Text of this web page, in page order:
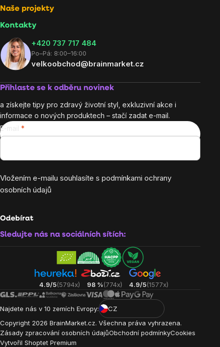
Naše projekty
Kontakty
+420 737 717 484
Po–Pá: 8:00–16:00
velkoobchod@brainmarket.cz
Přihlaste se k odběru novinek
a získejte tipy pro zdravý životní styl, exkluzivní akce i
informace o nových produktech – stačí zadat e-mail.
E-mail
Vložením e-mailu souhlasíte s podmínkami ochrany
osobních údajů
Odebírat
Sledujte nás na sociálních sítích:
4.9/5(5794x) 98 %(774x) 4.9/5(1577x)
Najdete nás v 10 zemích Evropy:
CZ
Copyright 2026 BrainMarket.cz. Všechna práva vyhrazena.
Zásady zpracování osobních údajůObchodní podmínkyCookies
Vytvořil Shoptet Premium